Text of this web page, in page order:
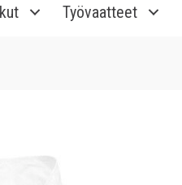
Työvaatteet